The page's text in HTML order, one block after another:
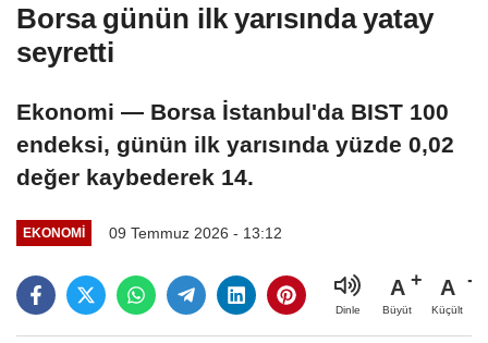
Borsa günün ilk yarısında yatay
seyretti
Ekonomi — Borsa İstanbul'da BIST 100
endeksi, günün ilk yarısında yüzde 0,02
değer kaybederek 14.
EKONOMI 09 Temmuz 2026 - 13:12
Dinle
A
Büyüt
A
Küçült